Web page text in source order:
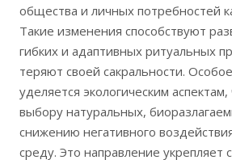
общества и личных потребностей
Такие изменения способствуют
гибких и адаптивных ритуальных
теряют своей сакральности.
уделяется экологическим
выбору натуральных,
снижению негативного
среду. Это направление укрепляет